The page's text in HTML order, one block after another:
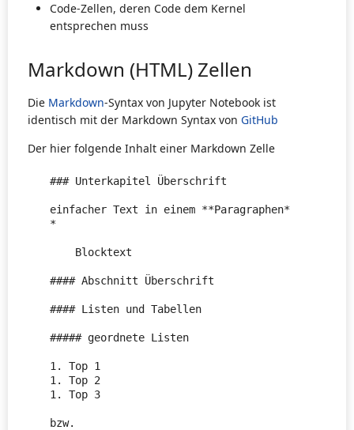
Code-Zellen, deren Code dem Kernel
entsprechen muss
Markdown (HTML) Zellen
Die Markdown-Syntax von Jupyter Notebook ist
identisch mit der Markdown Syntax von GitHub
Der hier folgende Inhalt einer Markdown Zelle
### Unterkapitel Überschrift
einfacher Text in einem **Paragraphen*
*
#### Abschnitt Überschrift
#### Listen und Tabellen
##### geordnete Listen
1. Top 1
1. Top 2
1. Top 3
bzw.